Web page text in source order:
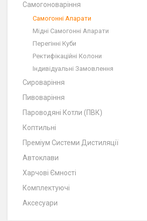
Самогоноваріння
Cамогонні Апарати
Мідні Самогонні Апарати
Перегінні Куби
Ректифікаційні Колони
Індивідуальні Замовлення
Сироваріння
Пивоваріння
Пароводяні Котли (ПВК)
Коптильні
Преміум Системи Дистиляції
Автоклави
Харчові Ємності
Комплектуючі
Аксесуари